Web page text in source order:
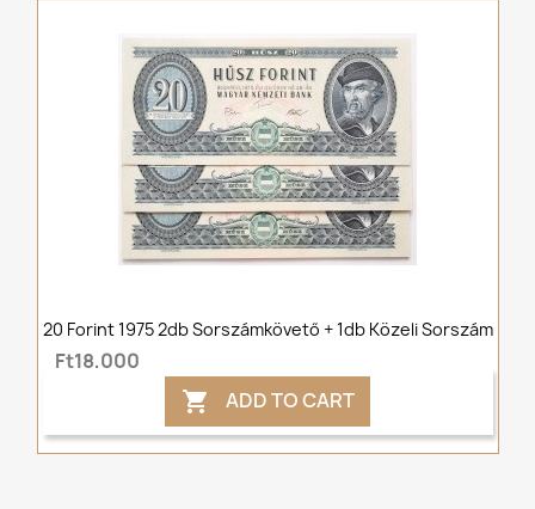
20 Forint 1975 2db Sorszámkövető + 1db Közeli Sorszám
Ft18,000
 ADD TO CART